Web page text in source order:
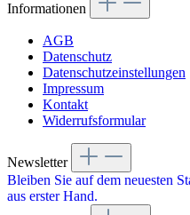
Informationen
AGB
Datenschutz
Datenschutzeinstellungen
Impressum
Kontakt
Widerrufsformular
Newsletter
Bleiben Sie auf dem neuesten
aus erster Hand.